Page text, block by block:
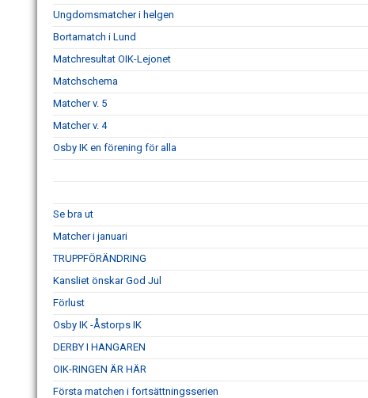
Ungdomsmatcher i helgen
Bortamatch i Lund
Matchresultat OIK-Lejonet
Matchschema
Matcher v. 5
Matcher v. 4
Osby IK en förening för alla
Se bra ut
Matcher i januari
TRUPPFÖRÄNDRING
Kansliet önskar God Jul
Förlust
Osby IK -Åstorps IK
DERBY I HANGAREN
OIK-RINGEN ÄR HÄR
Första matchen i fortsättningsserien